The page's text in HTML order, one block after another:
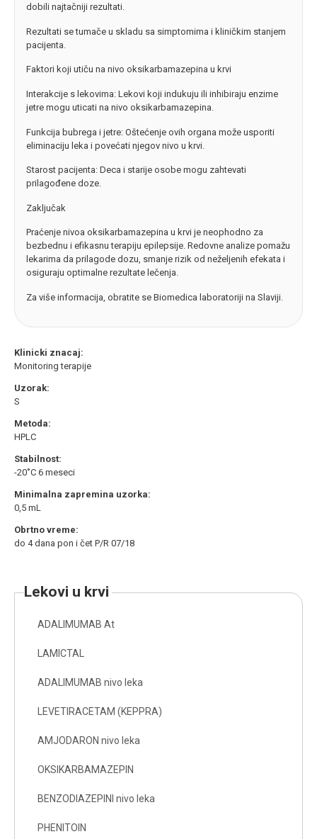
dobili najtačniji rezultati.
Rezultati se tumače u skladu sa simptomima i kliničkim stanjem
pacijenta.
Faktori koji utiču na nivo oksikarbamazepina u krvi
Interakcije s lekovima: Lekovi koji indukuju ili inhibiraju enzime
jetre mogu uticati na nivo oksikarbamazepina.
Funkcija bubrega i jetre: Oštećenje ovih organa može usporiti
eliminaciju leka i povećati njegov nivo u krvi.
Starost pacijenta: Deca i starije osobe mogu zahtevati
prilagođene doze.
Zaključak
Praćenje nivoa oksikarbamazepina u krvi je neophodno za
bezbednu i efikasnu terapiju epilepsije. Redovne analize pomažu
lekarima da prilagode dozu, smanje rizik od neželjenih efekata i
osiguraju optimalne rezultate lečenja.
Za više informacija, obratite se Biomedica laboratoriji na Slaviji.
Klinicki znacaj:
Monitoring terapije
Uzorak:
S
Metoda:
HPLC
Stabilnost:
-20˚C 6 meseci
Minimalna zapremina uzorka:
0,5 mL
Obrtno vreme:
do 4 dana pon i čet P/R 07/18
lekovi u krvi
ADALIMUMAB At
LAMICTAL
ADALIMUMAB nivo leka
LEVETIRACETAM (KEPPRA)
AMJODARON nivo leka
OKSIKARBAMAZEPIN
BENZODIAZEPINI nivo leka
PHENITOIN